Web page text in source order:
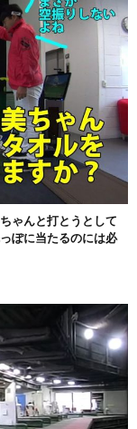
ゃんと打とうとして
ぽに当たるのには必